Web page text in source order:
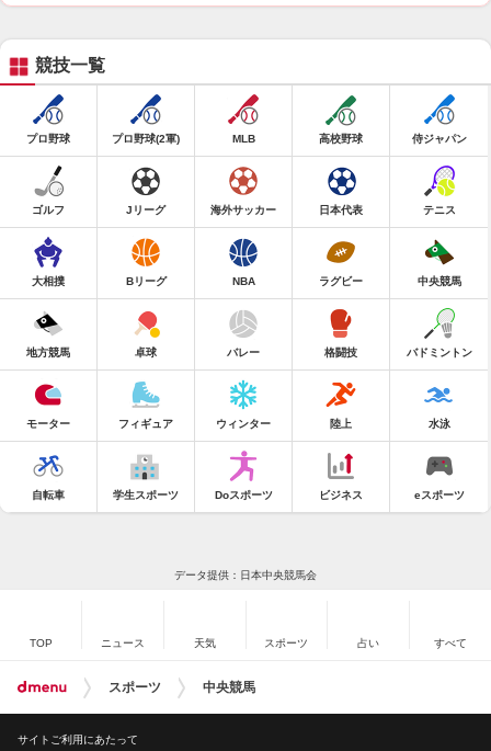
競技一覧
プロ野球 プロ野球(2軍) MLB 高校野球 侍ジャパン
ゴルフ Jリーグ 海外サッカー 日本代表 テニス
大相撲 Bリーグ NBA ラグビー 中央競馬
地方競馬 卓球 バレー 格闘技 バドミントン
モーター フィギュア ウィンター 陸上 水泳
自転車 学生スポーツ Doスポーツ ビジネス eスポーツ
データ提供：日本中央競馬会
TOP ニュース 天気 スポーツ 占い すべて
スポーツ 中央競馬
サイトご利用にあたって